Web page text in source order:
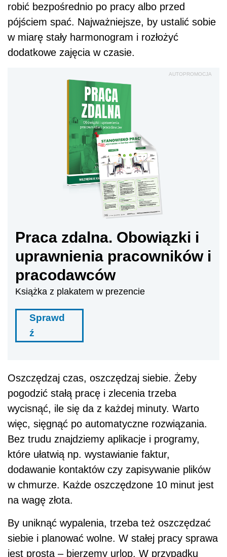
robić bezpośrednio po pracy albo przed
pójściem spać. Najważniejsze, by ustalić sobie
w miarę stały harmonogram i rozłożyć
dodatkowe zajęcia w czasie.
AUTOPROMOCJA
Praca zdalna. Obowiązki i
uprawnienia pracowników i
pracodawców
Książka z plakatem w prezencie
Sprawd
ź
Oszczędzaj czas, oszczędzaj siebie. Żeby
pogodzić stałą pracę i zlecenia trzeba
wycisnąć, ile się da z każdej minuty. Warto
więc, sięgnąć po automatyczne rozwiązania.
Bez trudu znajdziemy aplikacje i programy,
które ułatwią np. wystawianie faktur,
dodawanie kontaktów czy zapisywanie plików
w chmurze. Każde oszczędzone 10 minut jest
na wagę złota.
By uniknąć wypalenia, trzeba też oszczędzać
siebie i planować wolne. W stałej pracy sprawa
jest prosta – bierzemy urlop. W przypadku